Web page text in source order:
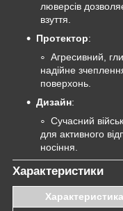
люверсів
взуття.
Протектор:
Агресивний,
надійне
поверхонь.
Дизайн:
Сучасний
для активного
носіння.
Характеристики
Характеристика